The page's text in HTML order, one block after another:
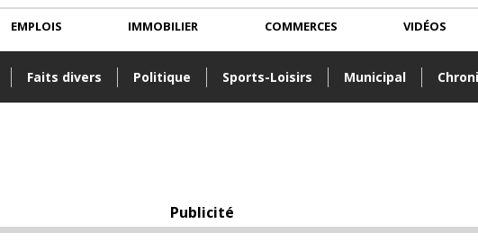
Faits divers Politique Sports-Loisirs Municipal
EMPLOIS IMMOBILIER COMMERCES VIDÉOS
Publicité